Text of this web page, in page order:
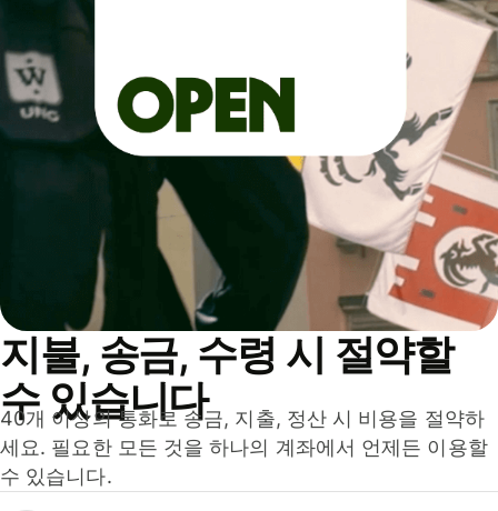
지불, 송금, 수령 시 절약할
수 있습니다
40개 이상의 통화로 송금, 지출, 정산 시 비용을 절약하
세요. 필요한 모든 것을 하나의 계좌에서 언제든 이용할
수 있습니다.